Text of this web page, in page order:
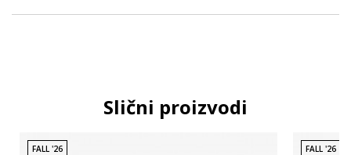
Slični proizvodi
FALL '26 FALL '26